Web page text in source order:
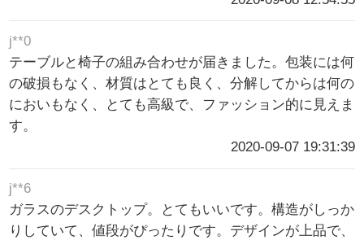
j**0
テーブルと椅子の組み合わせが届きました。包装には何
の破損もなく、材質はとても良く、分解してからは何の
においもなく、とても高級で、ファッション的に見えま
す。
2020-09-07 19:31:39
j**6
ガラスのデスクトップ。とてもいいです。構造がしっか
りしていて、値段がぴったりです。デザインが上品で、